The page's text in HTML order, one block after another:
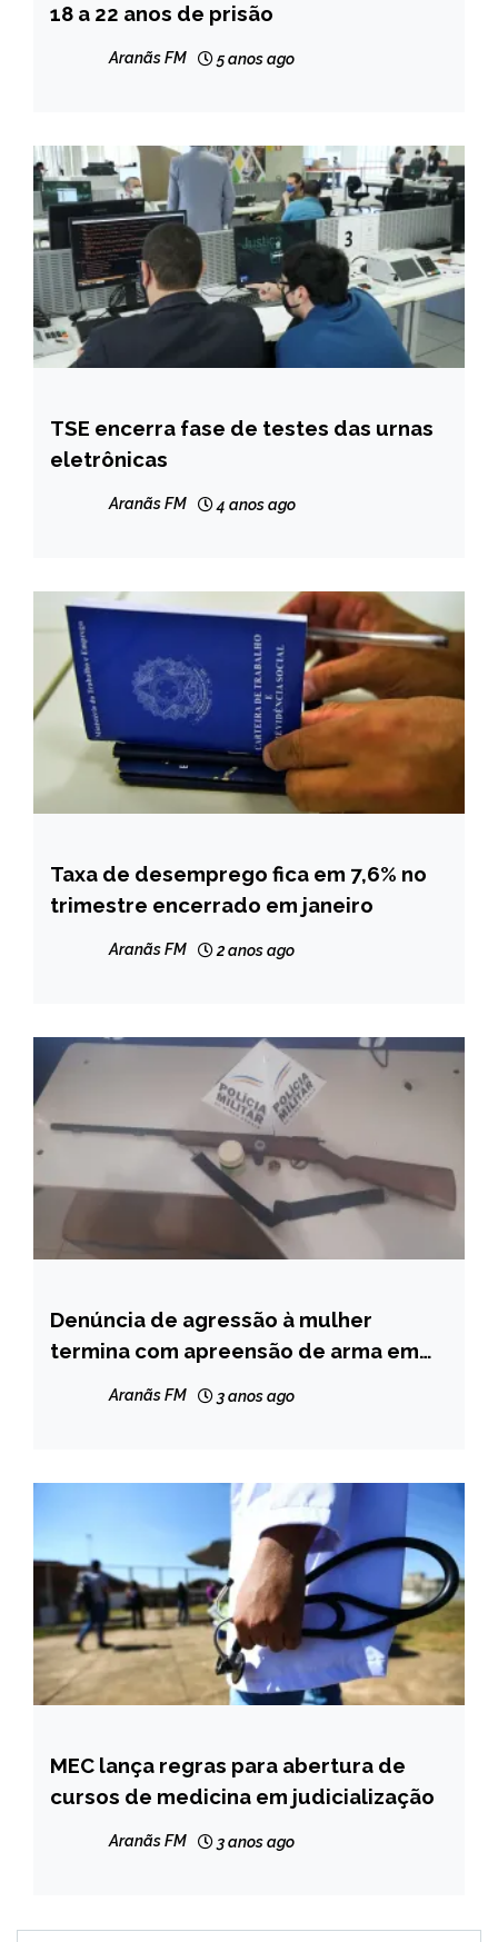
NOTÍCIAS
18 a 22 anos de prisão
Aranãs FM 5 anos ago
BRASIL
NOTÍCIAS
TSE encerra fase de testes das urnas
eletrônicas
Aranãs FM 4 anos ago
BRASIL
NOTÍCIAS
Taxa de desemprego fica em 7,6% no
trimestre encerrado em janeiro
Aranãs FM 2 anos ago
MINAS
GERAIS
NOTÍCIAS
Denúncia de agressão à mulher
termina com apreensão de arma em
Aranãs FM 3 anos ago
BRASIL
NOTÍCIAS
MEC lança regras para abertura de
cursos de medicina em judicialização
Aranãs FM 3 anos ago